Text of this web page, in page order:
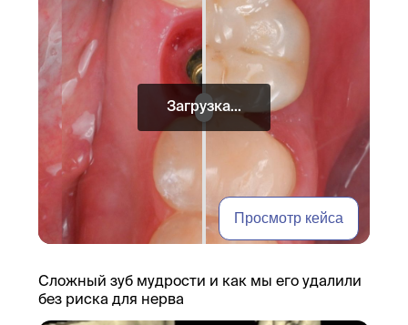
Загрузка...
Просмотр кейса
Сложный зуб мудрости и как мы его удалили
без риска для нерва